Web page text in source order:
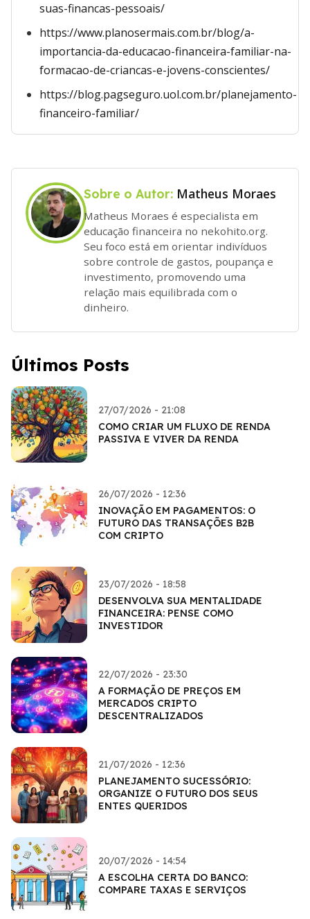
suas-financas-pessoais/
https://www.planosermais.com.br/blog/a-
importancia-da-educacao-financeira-familiar-na-
formacao-de-criancas-e-jovens-conscientes/
https://blog.pagseguro.uol.com.br/planejamento-
financeiro-familiar/
Sobre o Autor: Matheus Moraes
Matheus Moraes é especialista em
educação financeira no nekohito.org.
Seu foco está em orientar indivíduos
sobre controle de gastos, poupança e
investimento, promovendo uma
relação mais equilibrada com o
dinheiro.
Últimos Posts
27/07/2026 - 21:08
COMO CRIAR UM FLUXO DE RENDA
PASSIVA E VIVER DA RENDA
26/07/2026 - 12:36
INOVAÇÃO EM PAGAMENTOS: O
FUTURO DAS TRANSAÇÕES B2B
COM CRIPTO
23/07/2026 - 18:58
DESENVOLVA SUA MENTALIDADE
FINANCEIRA: PENSE COMO
INVESTIDOR
22/07/2026 - 23:30
A FORMAÇÃO DE PREÇOS EM
MERCADOS CRIPTO
DESCENTRALIZADOS
21/07/2026 - 12:36
PLANEJAMENTO SUCESSÓRIO:
ORGANIZE O FUTURO DOS SEUS
ENTES QUERIDOS
20/07/2026 - 14:54
A ESCOLHA CERTA DO BANCO:
COMPARE TAXAS E SERVIÇOS